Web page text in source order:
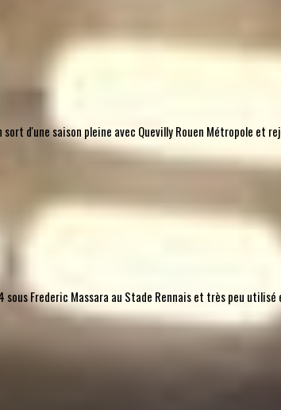
d'une saison pleine avec Quevilly Rouen Métropole et
Frederic Massara au Stade Rennais et très peu utilisé